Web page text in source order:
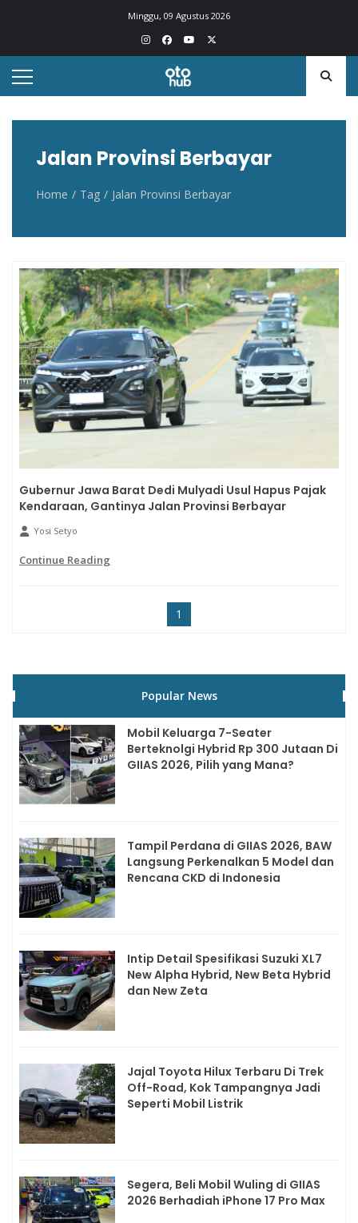
Minggu, 09 Agustus 2026
Otohub.co
Portal berita otomotif Indonesia terkini
Jalan Provinsi Berbayar
Home Tag Jalan Provinsi Berbayar
Gubernur Jawa Barat Dedi Mulyadi Usul Hapus Pajak
Kendaraan, Gantinya Jalan Provinsi Berbayar
Yosi Setyo
Continue Reading
1
Popular News
Mobil Keluarga 7-Seater
Berteknolgi Hybrid Rp 300 Jutaan Di
GIIAS 2026, Pilih yang Mana?
Tampil Perdana di GIIAS 2026, BAW
Langsung Perkenalkan 5 Model dan
Rencana CKD di Indonesia
Intip Detail Spesifikasi Suzuki XL7
New Alpha Hybrid, New Beta Hybrid
dan New Zeta
Jajal Toyota Hilux Terbaru Di Trek
Off-Road, Kok Tampangnya Jadi
Seperti Mobil Listrik
Segera, Beli Mobil Wuling di GIIAS
2026 Berhadiah iPhone 17 Pro Max